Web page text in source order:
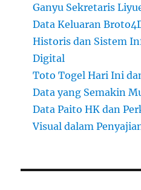
Ganyu Sekretaris
Data Keluaran
Historis dan Sistem
Digital
Toto Togel Hari Ini
Data yang Semakin
Data Paito HK dan
Visual dalam